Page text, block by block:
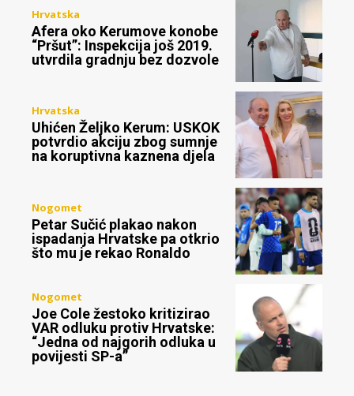
Hrvatska
Afera oko Kerumove konobe
“Pršut”: Inspekcija još 2019.
utvrdila gradnju bez dozvole
Hrvatska
Uhićen Željko Kerum: USKOK
potvrdio akciju zbog sumnje
na koruptivna kaznena djela
Nogomet
Petar Sučić plakao nakon
ispadanja Hrvatske pa otkrio
što mu je rekao Ronaldo
Nogomet
Joe Cole žestoko kritizirao
VAR odluku protiv Hrvatske:
“Jedna od najgorih odluka u
povijesti SP-a”